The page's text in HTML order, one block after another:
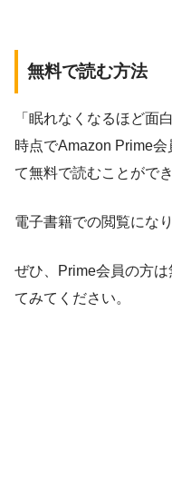
無料で読む方法
「眠れなくなるほど面
時点でAmazon Prime
て無料で読むことができ
電子書籍での閲覧になり
ぜひ、Prime会員の方
てみてください。